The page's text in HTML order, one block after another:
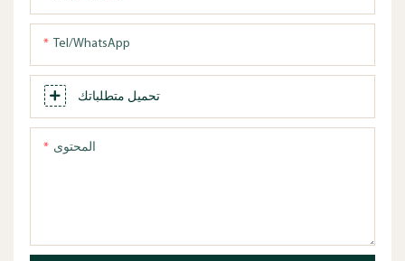
Tel/WhatsApp
تحميل متطلباتك
المحتوى